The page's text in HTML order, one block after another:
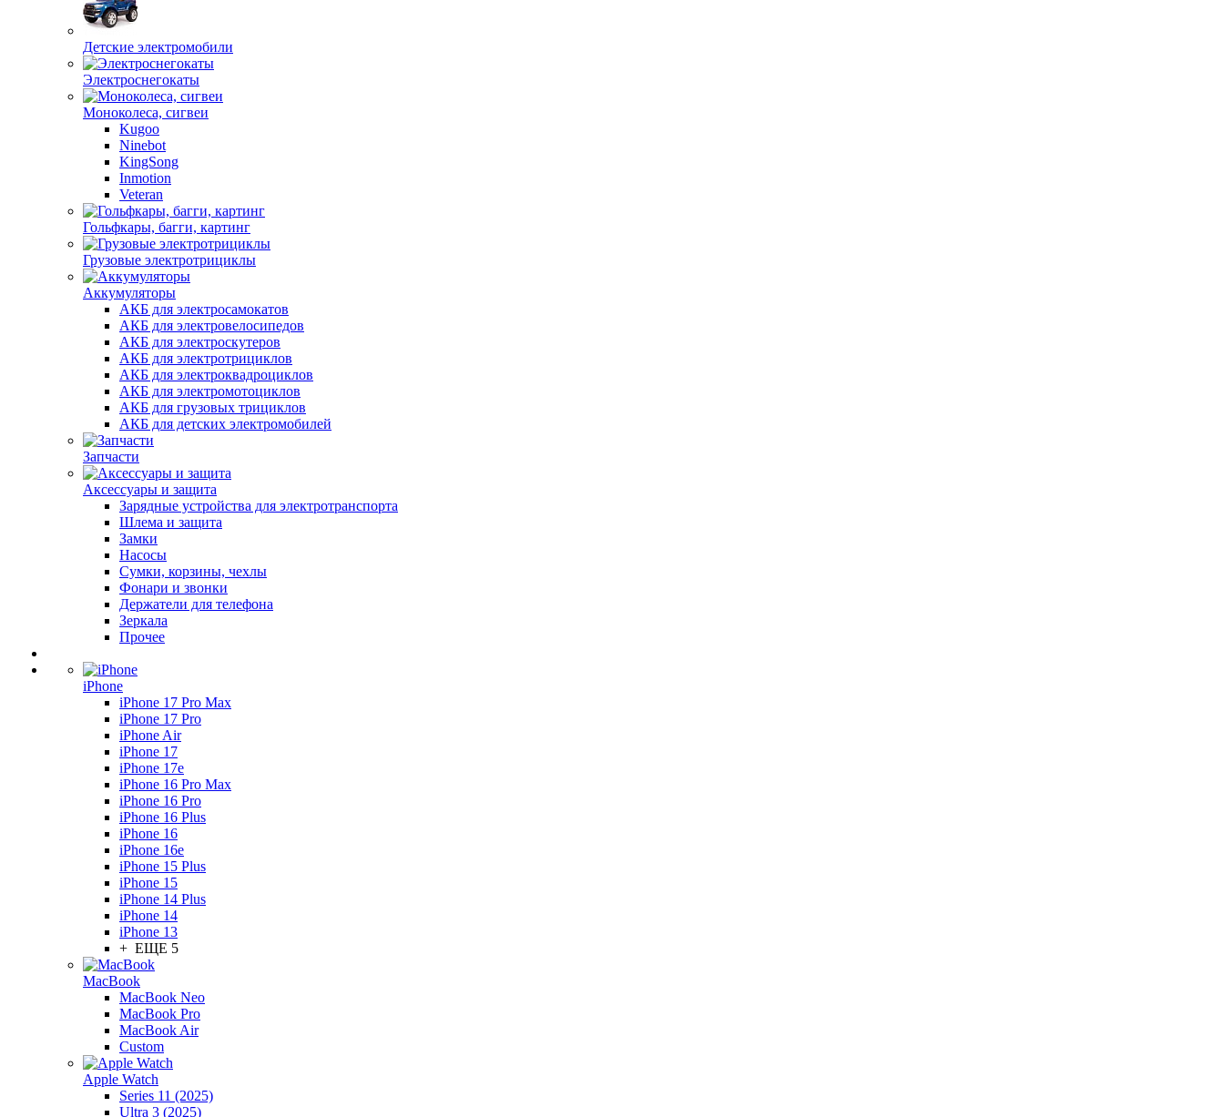
Детские электромобили
Электроснегокаты
Моноколеса, сигвеи
Kugoo
Ninebot
KingSong
Inmotion
Veteran
Гольфкары, багги, картинг
Грузовые электротрициклы
Аккумуляторы
АКБ для электросамокатов
АКБ для электровелосипедов
АКБ для электроскутеров
АКБ для электротрициклов
АКБ для электроквадроциклов
АКБ для электромотоциклов
АКБ для грузовых трициклов
АКБ для детских электромобилей
Запчасти
Аксессуары и защита
Зарядные устройства для электротранспорта
Шлема и защита
Замки
Насосы
Сумки, корзины, чехлы
Фонари и звонки
Держатели для телефона
Зеркала
Прочее
iPhone
iPhone 17 Pro Max
iPhone 17 Pro
iPhone Air
iPhone 17
iPhone 17e
iPhone 16 Pro Max
iPhone 16 Pro
iPhone 16 Plus
iPhone 16
iPhone 16e
iPhone 15 Plus
iPhone 15
iPhone 14 Plus
iPhone 14
iPhone 13
+ ЕЩЕ 5
MacBook
MacBook Neo
MacBook Pro
MacBook Air
Custom
Apple Watch
Series 11 (2025)
Ultra 3 (2025)